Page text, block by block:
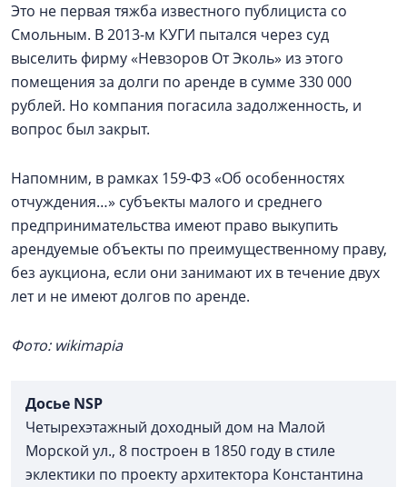
Это не первая тяжба известного публициста со
Смольным. В 2013-м КУГИ пытался через суд
выселить фирму «Невзоров От Эколь» из этого
помещения за долги по аренде в сумме 330 000
рублей. Но компания погасила задолженность, и
вопрос был закрыт.
Напомним, в рамках 159-ФЗ «Об особенностях
отчуждения…» субъекты малого и среднего
предпринимательства имеют право выкупить
арендуемые объекты по преимущественному праву,
без аукциона, если они занимают их в течение двух
лет и не имеют долгов по аренде.
Фото: wikimapia
Досье NSP
Четырехэтажный доходный дом на Малой
Морской ул., 8 построен в 1850 году в стиле
эклектики по проекту архитектора Константина